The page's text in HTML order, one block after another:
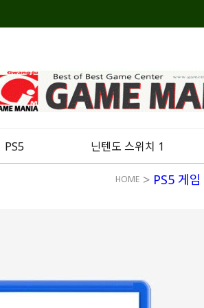
PS5 닌텐도 스위치 1
HOME > PS5 게